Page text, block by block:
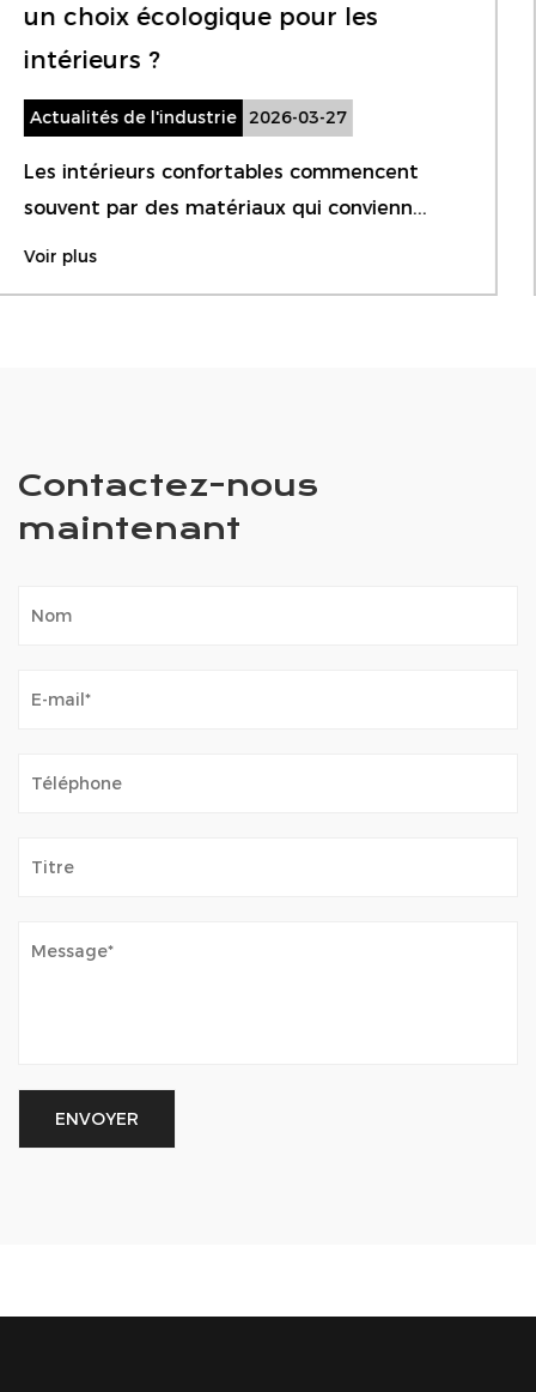
suffisamment étanche pour une
utilisation dans la salle de bain ?
Actualités de l'industrie 2026-03-27
Choisir la bonne porte de salle de bain n’est
pas seulement une question de s...
Voir plus
Contactez-nous
maintenant